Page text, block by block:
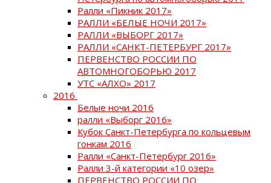
Ралли «Пикник 2017»
РАЛЛИ «БЕЛЫЕ НОЧИ 2017»
РАЛЛИ «ВЫБОРГ 2017»
РАЛЛИ «САНКТ-ПЕТЕРБУРГ 2017»
ПЕРВЕНСТВО РОССИИ ПО
АВТОМНОГОБОРЬЮ 2017
УТС «АЛХО» 2017
2016
Белые ночи 2016
ралли «Выборг 2016»
Кубок Санкт-Петербурга по кольцевым
гонкам 2016
Ралли «Санкт-Петербург 2016»
Ралли 3-й категории «10 озер»
ПЕРВЕНСТВО РОССИИ ПО